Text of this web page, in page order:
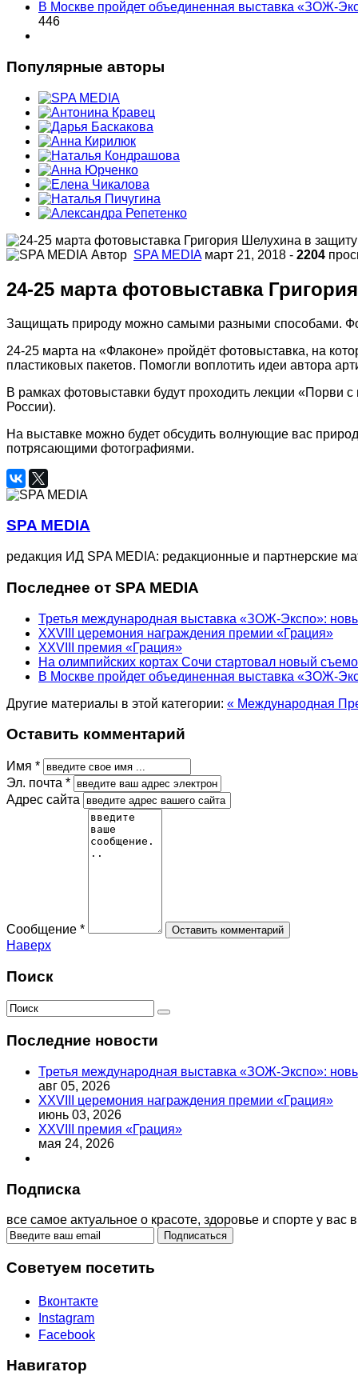
В Москве пройдет объединенная выставка «ЗОЖ-
446
Популярные авторы
Автор SPA MEDIA март 21, 2018 - 2204
24-25 марта фотовыставка
Защищать природу можно самыми разными способами.
24-25 марта на «Флаконе» пройдёт фотовыставка, на
пластиковых пакетов. Помогли воплотить идеи автора
В рамках фотовыставки будут проходить лекции «Порви
России).
На выставке можно будет обсудить волнующие вас
потрясающими фотографиями.
SPA MEDIA
редакция ИД SPA MEDIA: редакционные и партнерские
Последнее от SPA MEDIA
Третья международная выставка «ЗОЖ-Экспо»:
XXVIII церемония награждения премии «Грация»
XXVIII премия «Грация»
На олимпийских кортах Сочи стартовал новый
В Москве пройдет объединенная выставка «ЗОЖ-
Другие материалы в этой категории: « Международная
Оставить комментарий
Имя *
Эл. почта *
Адрес сайта
Сообщение *
Наверх
Поиск
Последние новости
Третья международная выставка «ЗОЖ-Экспо»:
авг 05, 2026
XXVIII церемония награждения премии «Грация»
июнь 03, 2026
XXVIII премия «Грация»
мая 24, 2026
Подписка
все самое актуальное о красоте, здоровье и спорте у вас
Советуем посетить
Вконтакте
Instagram
Facebook
Навигатор